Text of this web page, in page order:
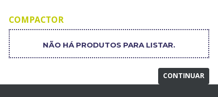
COMPACTOR
NÃO HÁ PRODUTOS PARA LISTAR.
CONTINUAR